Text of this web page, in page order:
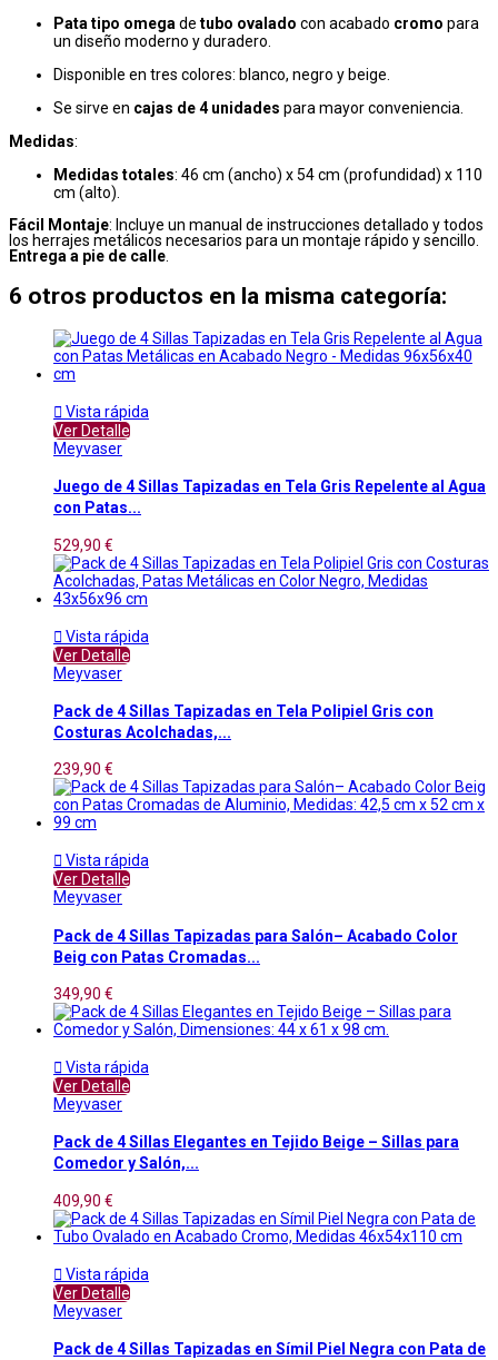
Pata tipo omega de tubo ovalado con acabado cromo para
un diseño moderno y duradero.
Disponible en tres colores: blanco, negro y beige.
Se sirve en cajas de 4 unidades para mayor conveniencia.
Medidas:
Medidas totales: 46 cm (ancho) x 54 cm (profundidad) x 110
cm (alto).
Fácil Montaje: Incluye un manual de instrucciones detallado y todos
los herrajes metálicos necesarios para un montaje rápido y sencillo.
Entrega a pie de calle
6 otros productos en la misma categoría:
 Vista rápida
Ver Detalle
Meyvaser
Juego de 4 Sillas Tapizadas en Tela Gris Repelente al Agua
con Patas...
529,90 €
 Vista rápida
Ver Detalle
Meyvaser
Pack de 4 Sillas Tapizadas en Tela Polipiel Gris con
Costuras Acolchadas,...
239,90 €
 Vista rápida
Ver Detalle
Meyvaser
Pack de 4 Sillas Tapizadas para Salón– Acabado Color
Beig con Patas Cromadas...
349,90 €
 Vista rápida
Ver Detalle
Meyvaser
Pack de 4 Sillas Elegantes en Tejido Beige – Sillas para
Comedor y Salón,...
409,90 €
 Vista rápida
Ver Detalle
Meyvaser
Pack de 4 Sillas Tapizadas en Símil Piel Negra con Pata de